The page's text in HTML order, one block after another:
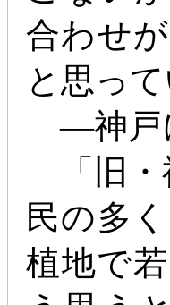
合わせ
と思って
―神戸
「旧・
民の多
植地で